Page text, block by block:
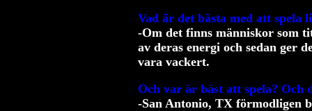
Vad är det bästa med att spela
-Om det finns människor som
av deras energi och sedan ger
vara vackert.
Och var är bäst att spela? Och
-San Antonio, TX förmodligen